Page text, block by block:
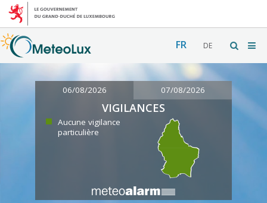
FR DE
06/08/2026 07/08/2026
VIGILANCES
Aucune vigilance
particulière